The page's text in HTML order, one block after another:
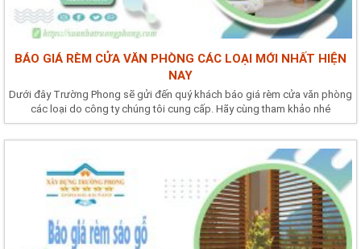
BÁO GIÁ RÈM CỬA VĂN PHÒNG CÁC LOẠI MỚI NHẤT HIỆN
NAY
Dưới đây Trường Phong sẽ gửi đến quý khách báo giá rèm cửa văn phòng
các loại do công ty chúng tôi cung cấp. Hãy cùng tham khảo nhé